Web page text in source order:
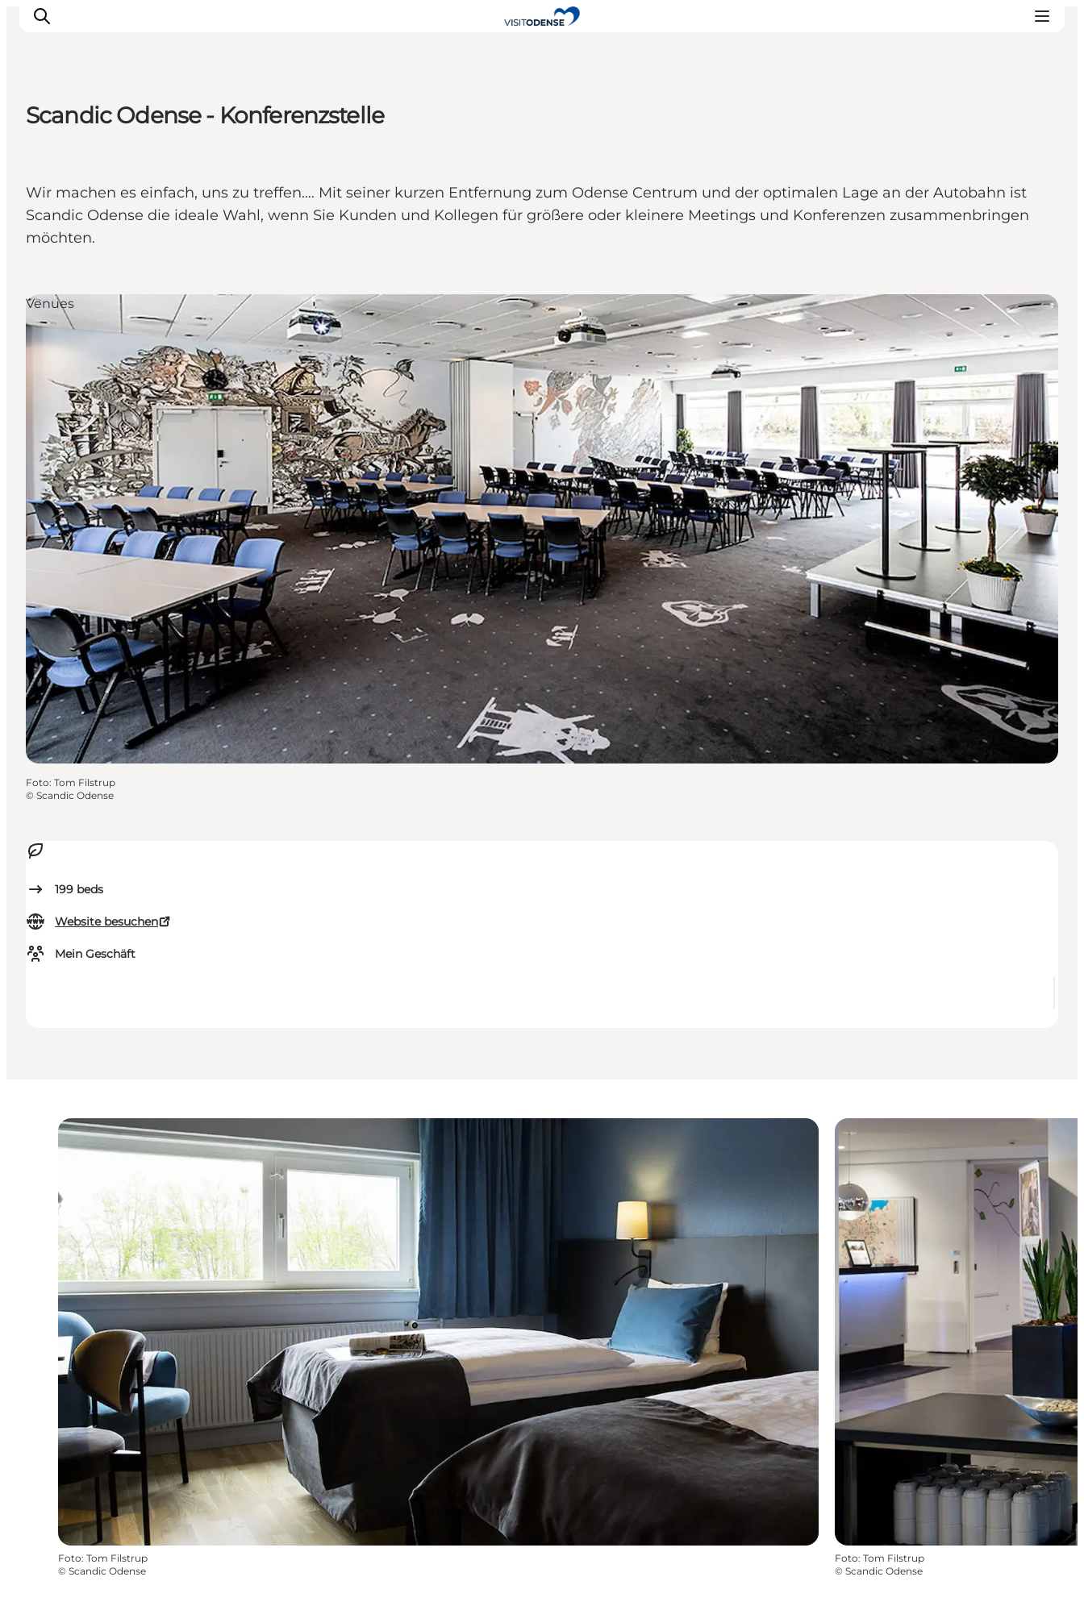
Reiseplanung
Inspiration
Scandic Odense - Konferenzstelle
Wir machen es einfach, uns zu treffen…. Mit seiner kurzen Entfernung zum Odense Centrum und der optimalen Lage an der Autobahn ist
Scandic Odense die ideale Wahl, wenn Sie Kunden und Kollegen für größere oder kleinere Meetings und Konferenzen zusammenbringen
möchten.
199 beds
Website besuchen
Mein Geschäft
Venues
Foto: Tom Filstrup
© Scandic Odense
Foto: Tom Filstrup
© Scandic Odense
Foto: Tom Filstrup
© Scandic Odense